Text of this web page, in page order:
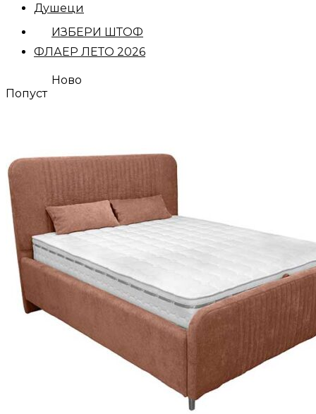
Душеци
ИЗБЕРИ ШТОФ
ФЛАЕР ЛЕТО 2026
Ново
Попуст